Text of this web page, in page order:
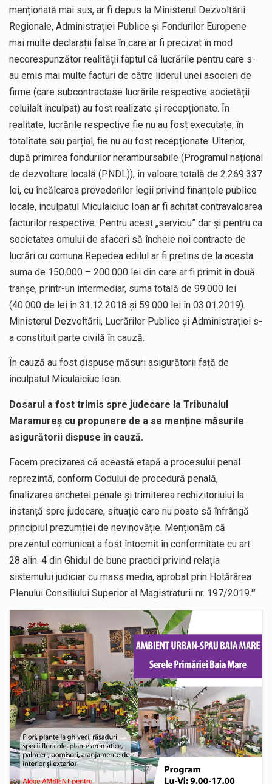
menționată mai sus, ar fi depus la Ministerul Dezvoltării
Regionale, Administraţiei Publice şi Fondurilor Europene
mai multe declarații false în care ar fi precizat în mod
necorespunzător realității faptul că lucrările pentru care s-
au emis mai multe facturi de către liderul unei asocieri de
firme (care subcontractase lucrările respective societății
celuilalt inculpat) au fost realizate și recepționate. În
realitate, lucrările respective fie nu au fost executate, în
totalitate sau parțial, fie nu au fost recepționate. Ulterior,
după primirea fondurilor nerambursabile (Programul național
de dezvoltare locală (PNDL)), în valoare totală de 2.269.337
lei, cu încălcarea prevederilor legii privind finanțele publice
locale, inculpatul Miculaiciuc Ioan ar fi achitat contravaloarea
facturilor respective. Pentru acest „serviciu” dar și pentru ca
societatea omului de afaceri să încheie noi contracte de
lucrări cu comuna Repedea edilul ar fi pretins de la acesta
suma de 150.000 – 200.000 lei din care ar fi primit în două
tranșe, printr-un intermediar, suma totală de 99.000 lei
(40.000 de lei în 31.12.2018 și 59.000 lei în 03.01.2019).
Ministerul Dezvoltării, Lucrărilor Publice și Administrației s-
a constituit parte civilă în cauză.
În cauză au fost dispuse măsuri asigurătorii față de
inculpatul Miculaiciuc Ioan.
Dosarul a fost trimis spre judecare la Tribunalul
Maramureș cu propunere de a se menține măsurile
asigurătorii dispuse în cauză.
Facem precizarea că această etapă a procesului penal
reprezintă, conform Codului de procedură penală,
finalizarea anchetei penale și trimiterea rechizitoriului la
instanță spre judecare, situație care nu poate să înfrângă
principiul prezumției de nevinovăție. Menționăm că
prezentul comunicat a fost întocmit în conformitate cu art.
28 alin. 4 din Ghidul de bune practici privind relația
sistemului judiciar cu mass media, aprobat prin Hotărârea
Plenului Consiliului Superior al Magistraturii nr. 197/2019.”